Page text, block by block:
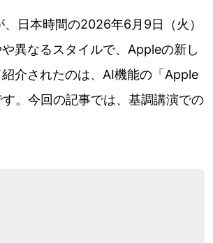
日本時間の2026年6月9日（火）
異なるスタイルで、Appleの新し
介されたのは、AI機能の「Apple
。今回の記事では、基調講演での